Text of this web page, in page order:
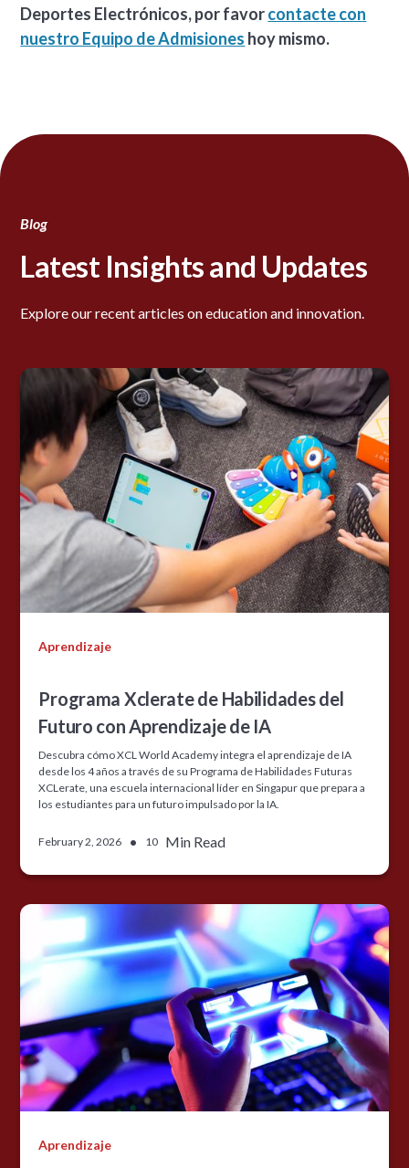
Deportes Electrónicos, por favorcontacte con
nuestro Equipo de Admisiones hoy mismo.
Blog
Latest Insights and Updates
Explore our recent articles on education and innovation.
Aprendizaje
Programa Xclerate de Habilidades del
Futuro con Aprendizaje de IA
Descubra cómo XCL World Academy integra el aprendizaje de IA
desde los 4 años a través de su Programa de Habilidades Futuras
XCLerate, una escuela internacional líder en Singapur que prepara a
los estudiantes para un futuro impulsado por la IA.
February 2, 2026 • 10 Min Read
Aprendizaje